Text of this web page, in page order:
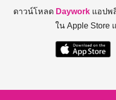
ดาวน์โหลด Daywork แอปพ
ใน Apple Store